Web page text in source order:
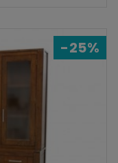
-25%